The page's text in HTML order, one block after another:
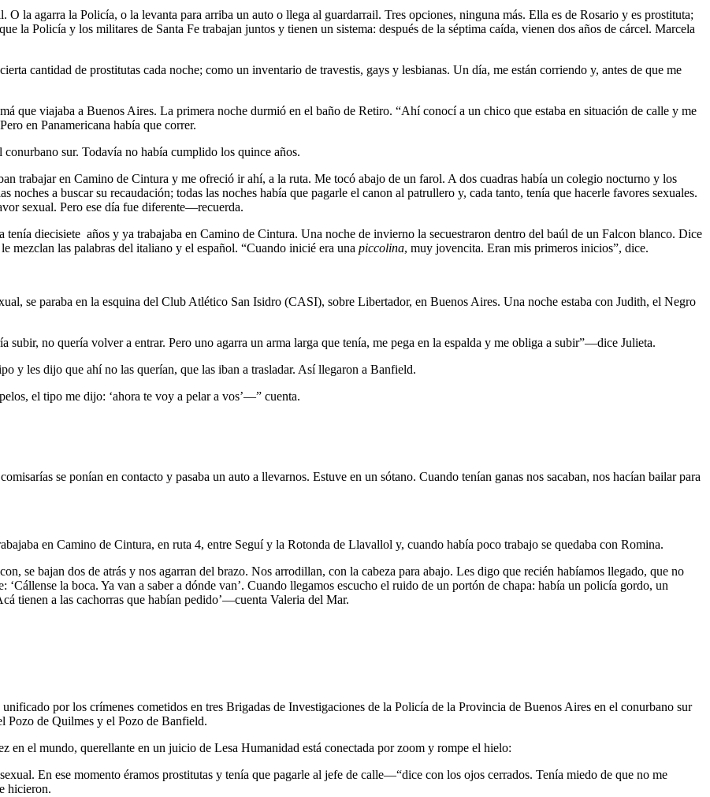
la agarra la Policía, o la levanta para arriba un auto o llega al guardarrail. Tres opciones, ninguna más. Ella es de Rosario y es prostituta;
la Policía y los militares de Santa Fe trabajan juntos y tienen un sistema: después de la séptima caída, vienen dos años de cárcel. Marcela
cantidad de prostitutas cada noche; como un inventario de travestis, gays y lesbianas. Un día, me están corriendo y, antes de que me
que viajaba a Buenos Aires. La primera noche durmió en el baño de Retiro. “Ahí conocí a un chico que estaba en situación de calle y me
en Panamericana había que correr.
sur. Todavía no había cumplido los quince años.
trabajar en Camino de Cintura y me ofreció ir ahí, a la ruta. Me tocó abajo de un farol. A dos cuadras había un colegio nocturno y los
noches a buscar su recaudación; todas las noches había que pagarle el canon al patrullero y, cada tanto, tenía que hacerle favores sexuales.
sexual. Pero ese día fue diferente—recuerda.
diecisiete años y ya trabajaba en Camino de Cintura. Una noche de invierno la secuestraron dentro del baúl de un Falcon blanco. Dice
mezclan las palabras del italiano y el español. “Cuando inicié era una piccolina, muy jovencita. Eran mis primeros inicios”, dice.
se paraba en la esquina del Club Atlético San Isidro (CASI), sobre Libertador, en Buenos Aires. Una noche estaba con Judith, el Negro
subir, no quería volver a entrar. Pero uno agarra un arma larga que tenía, me pega en la espalda y me obliga a subir”—dice Julieta.
y les dijo que ahí no las querían, que las iban a trasladar. Así llegaron a Banfield.
el tipo me dijo: ‘ahora te voy a pelar a vos’—” cuenta.
se ponían en contacto y pasaba un auto a llevarnos. Estuve en un sótano. Cuando tenían ganas nos sacaban, nos hacían bailar para
en Camino de Cintura, en ruta 4, entre Seguí y la Rotonda de Llavallol y, cuando había poco trabajo se quedaba con Romina.
se bajan dos de atrás y nos agarran del brazo. Nos arrodillan, con la cabeza para abajo. Les digo que recién habíamos llegado, que no
‘Cállense la boca. Ya van a saber a dónde van’. Cuando llegamos escucho el ruido de un portón de chapa: había un policía gordo, un
tienen a las cachorras que habían pedido’—cuenta Valeria del Mar.
por los crímenes cometidos en tres Brigadas de Investigaciones de la Policía de la Provincia de Buenos Aires en el conurbano sur
Pozo de Quilmes y el Pozo de Banfield.
en el mundo, querellante en un juicio de Lesa Humanidad está conectada por zoom y rompe el hielo:
En ese momento éramos prostitutas y tenía que pagarle al jefe de calle—“dice con los ojos cerrados. Tenía miedo de que no me
hicieron.